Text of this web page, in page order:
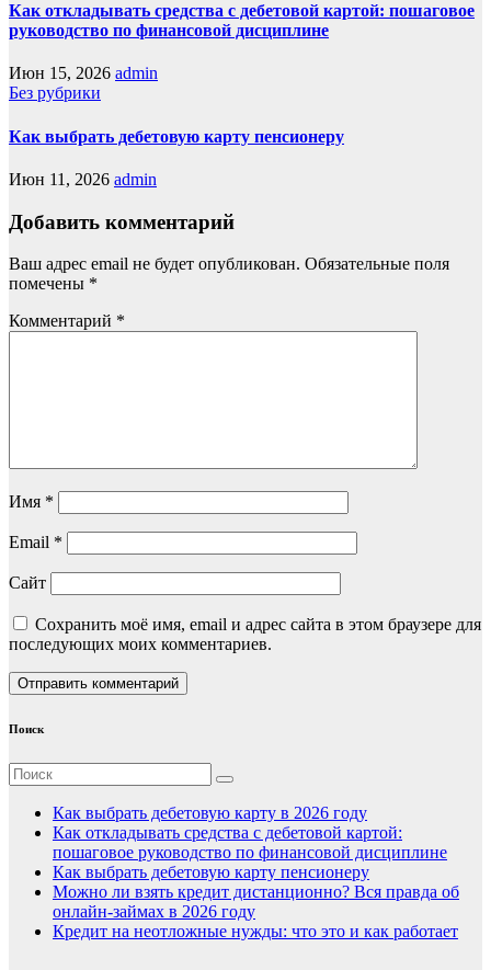
Как откладывать средства с дебетовой картой: пошаговое
руководство по финансовой дисциплине
Июн 15, 2026 admin
Без рубрики
Как выбрать дебетовую карту пенсионеру
Июн 11, 2026 admin
Добавить комментарий
Ваш адрес email не будет опубликован. Обязательные поля
помечены *
Комментарий *
Имя *
Email *
Сайт
Сохранить моё имя, email и адрес сайта в этом браузере для
последующих моих комментариев.
Поиск
Как выбрать дебетовую карту в 2026 году
Как откладывать средства с дебетовой картой:
пошаговое руководство по финансовой дисциплине
Как выбрать дебетовую карту пенсионеру
Можно ли взять кредит дистанционно? Вся правда об
онлайн-займах в 2026 году
Кредит на неотложные нужды: что это и как работает